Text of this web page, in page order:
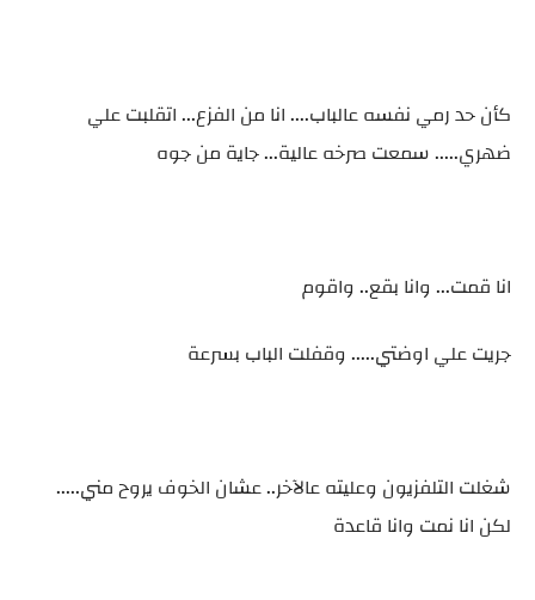
كأن حد رمي نفسه عالباب.... انا من الفزع... اتقلبت علي
ضهري..... سمعت صرخه عالية... جاية من جوه
انا قمت... وانا بقع.. واقوم
جريت علي اوضتي..... وقفلت الباب بسرعة
شغلت التلفزيون وعليته عالآخر.. عشان الخوف يروح مني.....
لكن انا نمت وانا قاعدة